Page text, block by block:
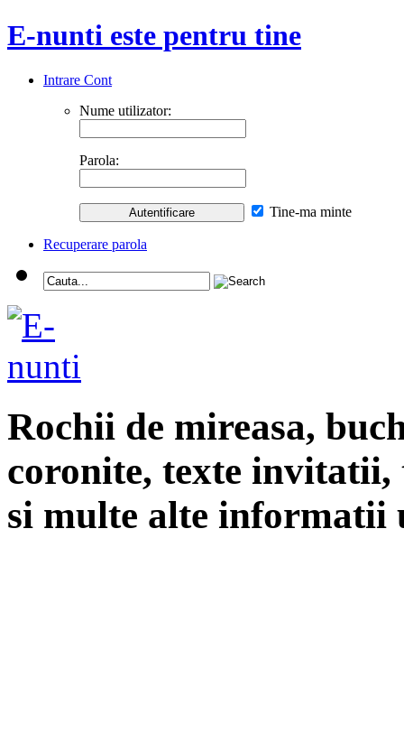
E-nunti este pentru tine
Intrare Cont
Nume utilizator:
Parola:
Tine-ma minte
Recuperare parola
Rochii de mireasa,
coronite, texte
si multe alte informatii